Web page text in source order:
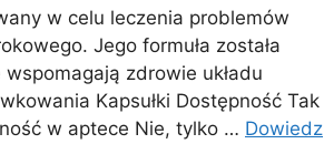
w celu leczenia problemów
Jego formuła została
zdrowie układu
Kapsułki Dostępność Tak
w aptece Nie, tylko … Dowiedz